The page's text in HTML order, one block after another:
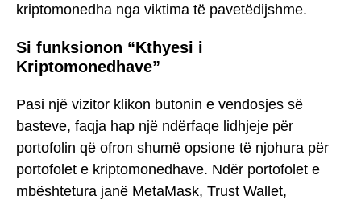
kriptomonedha nga viktima të pavetëdijshme.
Si funksionon “Kthyesi i
Kriptomonedhave”
Pasi një vizitor klikon butonin e vendosjes së
basteve, faqja hap një ndërfaqe lidhjeje për
portofolin që ofron shumë opsione të njohura për
portofolet e kriptomonedhave. Ndër portofolet e
mbështetura janë MetaMask, Trust Wallet,